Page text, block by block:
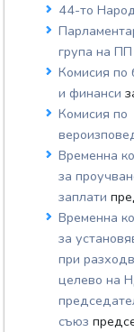
44-то
група на
Комисия
и финанси
Комисия по
Временна
за
заплати
Временна
за
при
целево на
съюз